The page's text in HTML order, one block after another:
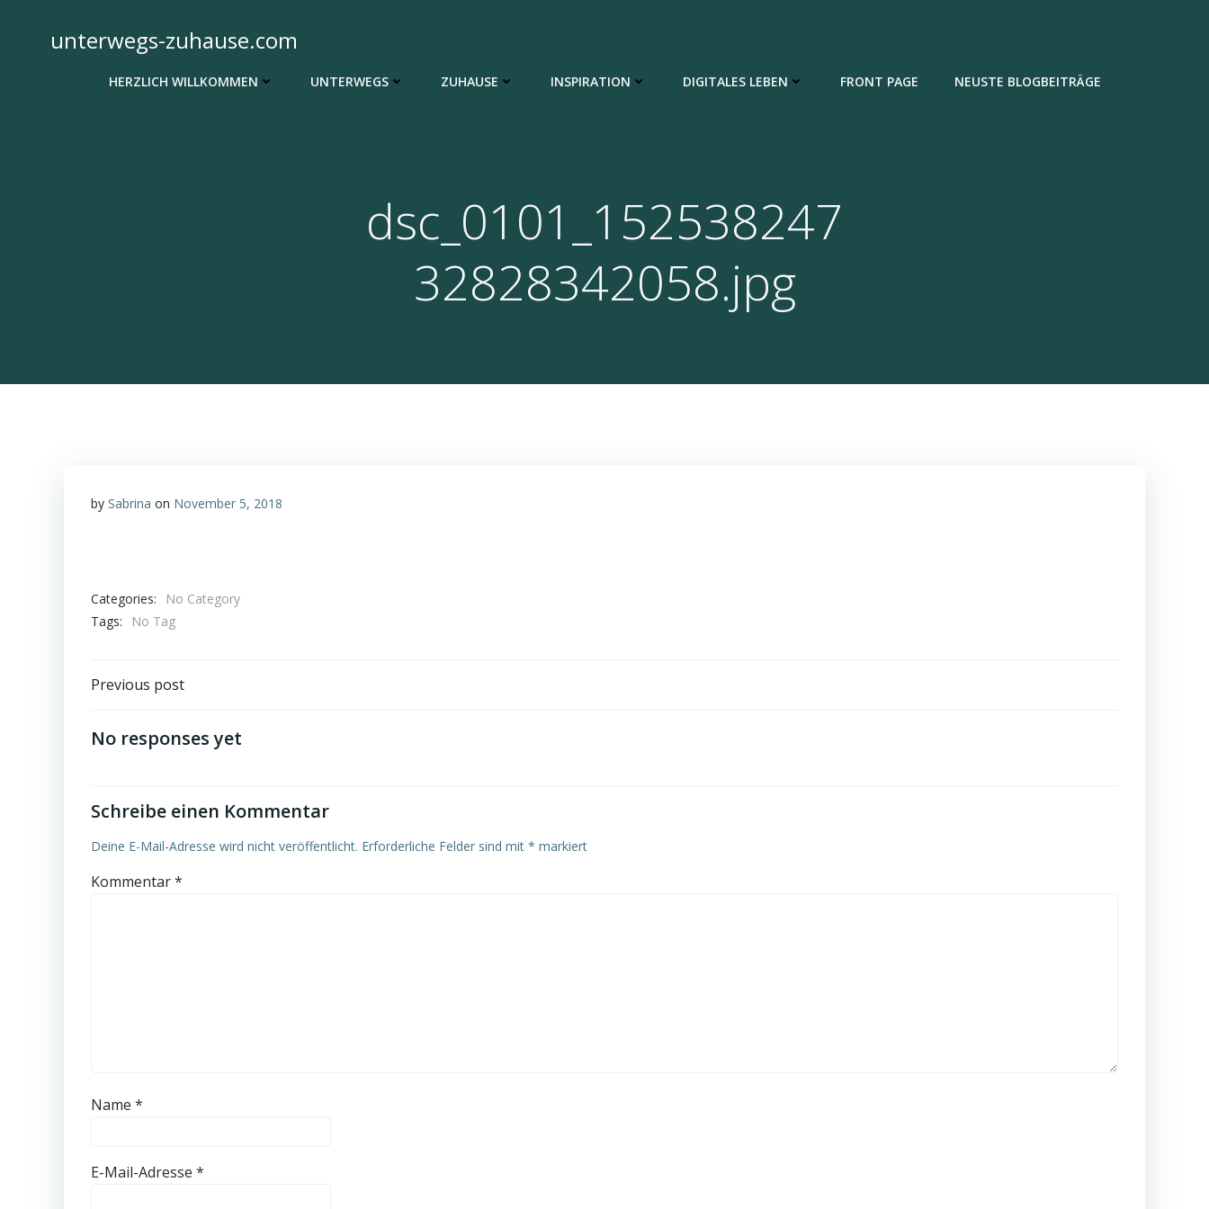
springenunterwegs-zuhause.com
HERZLICH WILLKOMMEN UNTERWEGS ZUHAUSE INSPIRATION DIGITALES LEBEN FRONT PAGE NEUSTE BLOGBEITRÄGE
dsc_0101_152538247
32828342058.jpg
by Sabrina on November 5, 2018
Categories:
No Category
Tags:
No Tag
Post
navigation
Previous post
No responses yet
Schreibe einen Kommentar
Deine E-Mail-Adresse wird nicht veröffentlicht. Erforderliche Felder sind mit * markiert
Kommentar*
Name *
E-Mail-Adresse *